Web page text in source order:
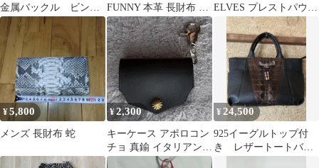
金属バックル ビンテ
ージ品
FUNNY 本革 長財布 レ
ザー トライフォードウ
ォレット
ELVES プレストパウダ
ー NU00 SPF38 PA++
¥5,800
メンズ 長財布 蛇
¥2,300
キーケース アポロコン
チョ 真鍮 イタリアンレ
ザー ヌメ革 ブラック
¥ 24,500
925イーグルトップ付
き レザートートバッ